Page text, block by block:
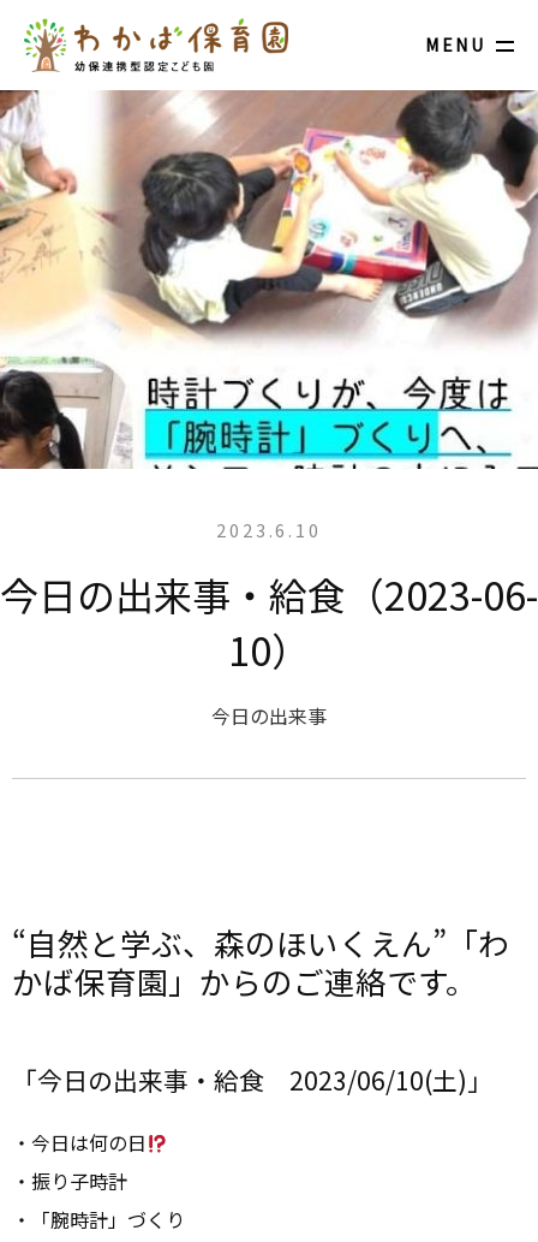
MENU
2023.6.10
今日の出来事・給食（2023-06-
10）
今日の出来事
“自然と学ぶ、森のほいくえん”「わ
かば保育園」からのご連絡です。
「今日の出来事・給食 2023/06/10(土)」
・今日は何の日
・振り子時計
・「腕時計」づくり